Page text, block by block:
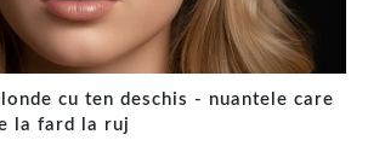
cu ten deschis - nuantele care
la fard la ruj